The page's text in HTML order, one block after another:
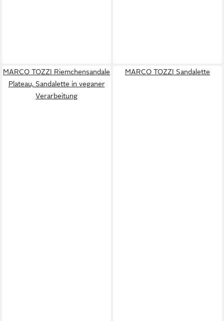
MARCO TOZZI Riemchensandale
Plateau, Sandalette in veganer
Verarbeitung
MARCO TOZZI Sandalette